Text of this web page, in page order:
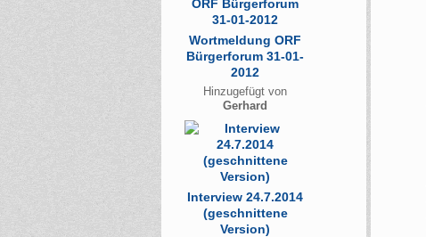
Wortmeldung ORF
Bürgerforum 31-01-
2012
Hinzugefügt von
Gerhard
Interview 24.7.2014
(geschnittene
Version)